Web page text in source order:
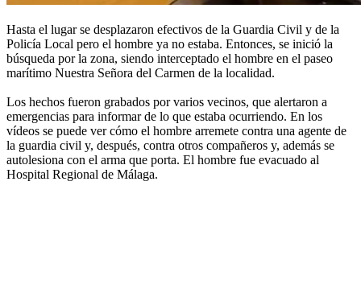
Hasta el lugar se desplazaron efectivos de la Guardia Civil y de la
Policía Local pero el hombre ya no estaba. Entonces, se inició la
búsqueda por la zona, siendo interceptado el hombre en el paseo
marítimo Nuestra Señora del Carmen de la localidad.
Los hechos fueron grabados por varios vecinos, que alertaron a
emergencias para informar de lo que estaba ocurriendo. En los
vídeos se puede ver cómo el hombre arremete contra una agente de
la guardia civil y, después, contra otros compañeros y, además se
autolesiona con el arma que porta. El hombre fue evacuado al
Hospital Regional de Málaga.